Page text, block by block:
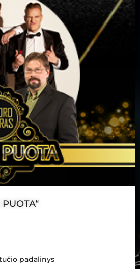
padalinys